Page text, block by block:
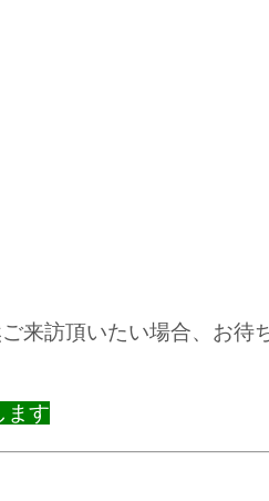
来訪頂いたい場合、お待
ます